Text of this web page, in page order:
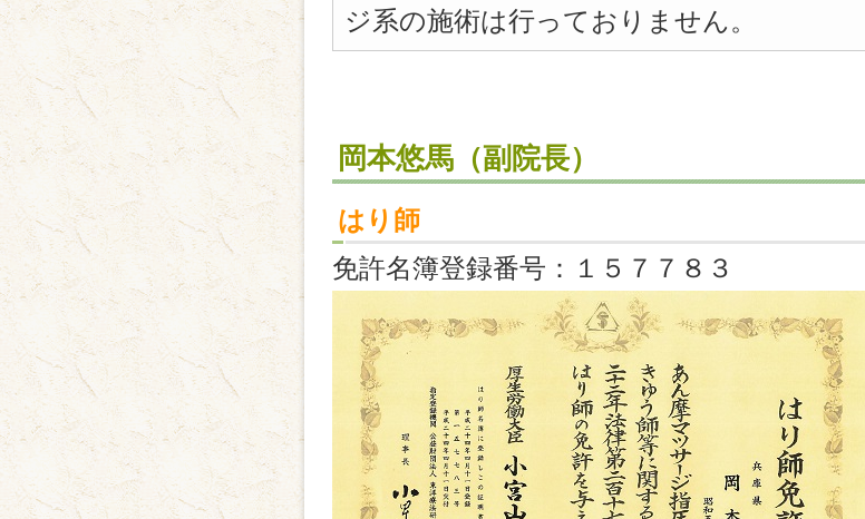
ジ系の施術は行っておりません。
岡本悠馬（副院長）
はり師
免許名簿登録番号：１５７７８３